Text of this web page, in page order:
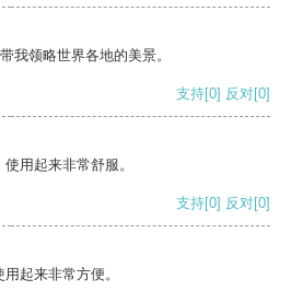
我领略世界各地的美景。
支持[0] 反对[0]
用起来非常舒服。
支持[0] 反对[0]
起来非常方便。